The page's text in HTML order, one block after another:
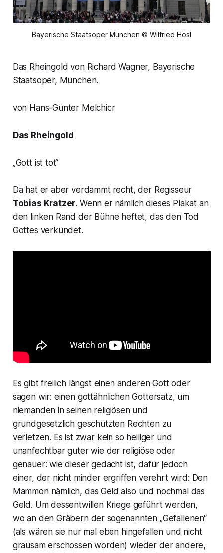
Bayerische Staatsoper München © Wilfried Hösl
Das Rheingold von Richard Wagner, Bayerische
Staatsoper, München.
von Hans-Günter Melchior
Das Rheingold
„Gott ist tot“
Da hat er aber verdammt recht, der Regisseur
Tobias Kratzer. Wenn er nämlich dieses Plakat an
den linken Rand der Bühne heftet, das den Tod
Gottes verkündet.
Es gibt freilich längst einen anderen Gott oder
sagen wir: einen gottähnlichen Gottersatz, um
niemanden in seinen religiösen und
grundgesetzlich geschützten Rechten zu
verletzen. Es ist zwar kein so heiliger und
unanfechtbar guter wie der religiöse oder
genauer: wie dieser gedacht ist, dafür jedoch
einer, der nicht minder ergriffen verehrt wird: Den
Mammon nämlich, das Geld also und nochmal das
Geld. Um dessentwillen Kriege geführt werden,
wo an den Gräbern der sogenannten „Gefallenen“
(als wären sie nur mal eben hingefallen und nicht
grausam erschossen worden) wieder der andere,